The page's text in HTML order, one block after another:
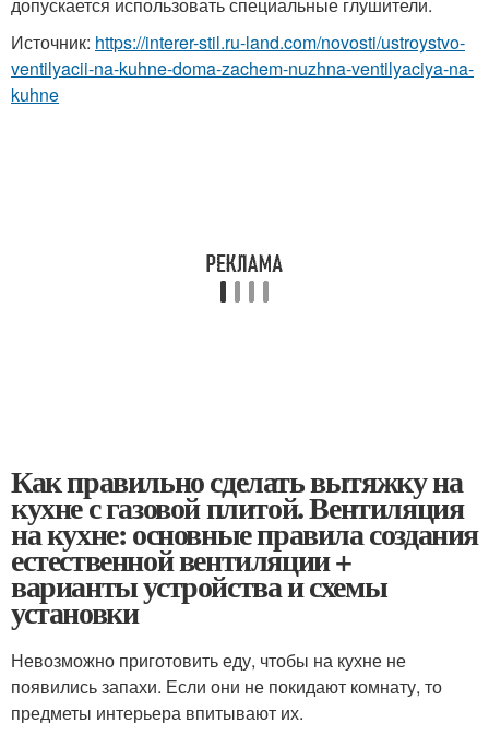
Источник: https://interer-stil.ru-land.com/novosti/ustroystvo-
ventilyacii-na-kuhne-doma-zachem-nuzhna-ventilyaciya-na-
kuhne
Как правильно сделать вытяжку на
кухне с газовой плитой. Вентиляция
на кухне: основные правила создания
естественной вентиляции +
варианты устройства и схемы
установки
Невозможно приготовить еду, чтобы на кухне не
появились запахи. Если они не покидают комнату, то
предметы интерьера впитывают их.